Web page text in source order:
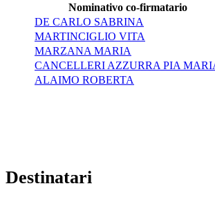
Nominativo co-firmatario
DE CARLO SABRINA
MARTINCIGLIO VITA
MARZANA MARIA
CANCELLERI AZZURRA PIA
ALAIMO ROBERTA
Destinatari